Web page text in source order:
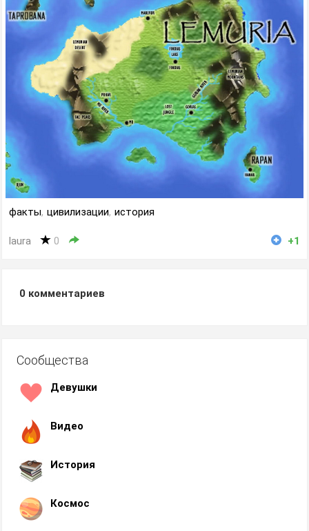
факты, цивилизации, история
laura 0 +1
0 комментариев
Сообщества
Девушки
Видео
История
Космос